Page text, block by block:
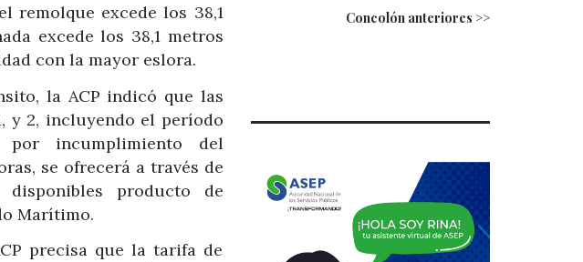
remolque excede los 38,1
excede los 38,1 metros
con la mayor eslora.
la ACP indicó que las
y 2, incluyendo el período
incumplimiento del
se ofrecerá a través de
producto de
Marítimo.
precisa que la tarifa de
Concolón anteriores >>